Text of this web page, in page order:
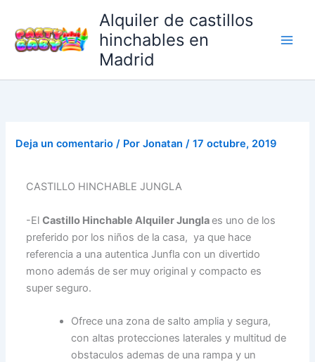
contenido
Alquiler de castillos
hinchables en
Madrid
Deja un comentario / PorJonatan/17 octubre, 2019
CASTILLO HINCHABLE JUNGLA
-ElCastillo Hinchable Alquiler Junglaes uno de los
preferido por los niños de la casa, ya que hace
referencia a una autentica Junfla con un divertido
mono además de ser muy original y compacto es
super seguro.
Ofrece una zona de salto amplia y segura,
con altas protecciones laterales y multitud de
obstaculos ademas de una rampa y un